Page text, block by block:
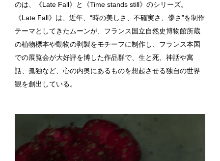
のは、《Late Fall》と《Time stands still》のシリーズ。
《Late Fall》は、近年、“時の美しさ、不確実さ、儚さ”を制作
テーマとしてきたムーンが、フランス国立自然史博物館所蔵
の植物標本や動物の剥製をモチーフに制作し、フランス本国
での展覧会が大好評を博した作品群で、生と死、神話や寓
話、孤独など、心の内奥にあるものを想起させる独自の世界
観を創出している。